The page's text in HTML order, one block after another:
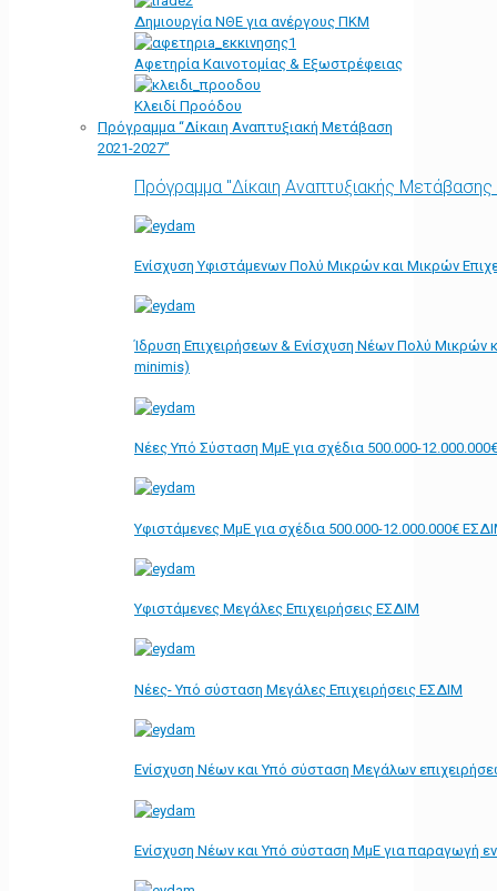
Δημιουργία ΝΘΕ για ανέργους ΠΚΜ
Αφετηρία Kαινοτομίας & Εξωστρέφειας
Κλειδί Προόδου
Πρόγραμμα “Δίκαιη Αναπτυξιακή Μετάβαση
2021-2027”
Πρόγραμμα "Δίκαιη Αναπτυξιακής
Ενίσχυση Υφιστάμενων Πολύ Μικρών και Μικρών
Ίδρυση Επιχειρήσεων & Ενίσχυση Νέων Πολύ Μικρών
minimis)
Νέες Υπό Σύσταση ΜμΕ για σχέδια 500.000-
Υφιστάμενες ΜμΕ για σχέδια 500.000-12.000.000€
Υφιστάμενες Μεγάλες Επιχειρήσεις ΕΣΔΙΜ
Νέες- Υπό σύσταση Μεγάλες Επιχειρήσεις ΕΣΔΙΜ
Ενίσχυση Νέων και Υπό σύσταση Μεγάλων
Ενίσχυση Νέων και Υπό σύσταση ΜμΕ για παραγωγή